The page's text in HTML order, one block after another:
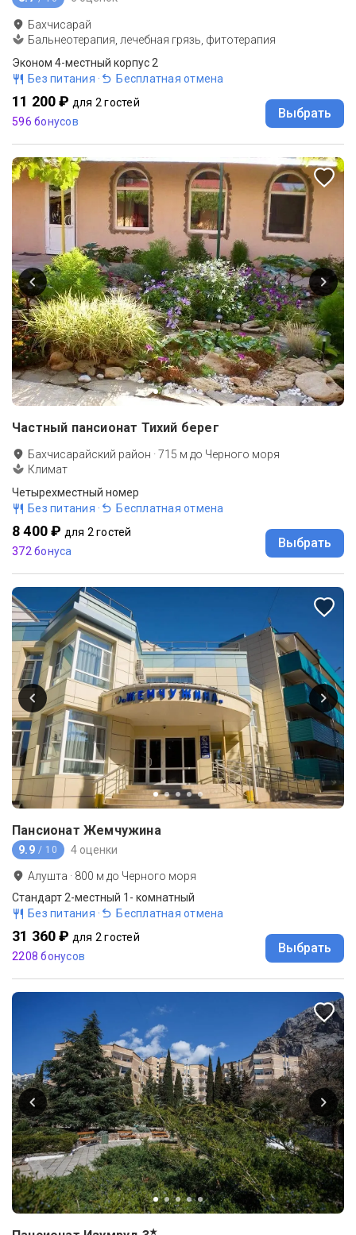
Бахчисарай
Бальнеотерапия, лечебная грязь, фитотерапия
Эконом 4-местный корпус 2
Без питания · Бесплатная отмена
11 200 ₽ для 2 гостей
596 бонусов
Выбрать
Частный пансионат Тихий берег
Бахчисарайский район ·715 м до Черного моря
Климат
Четырехместный номер
Без питания · Бесплатная отмена
8 400 ₽ для 2 гостей
372 бонуса
Выбрать
Пансионат Жемчужина
9.9 / 10 4 оценки
Алушта · 800 м до Черного моря
Стандарт 2-местный 1- комнатный
Без питания · Бесплатная отмена
31 360 ₽ для 2 гостей
2208 бонусов
Выбрать
★